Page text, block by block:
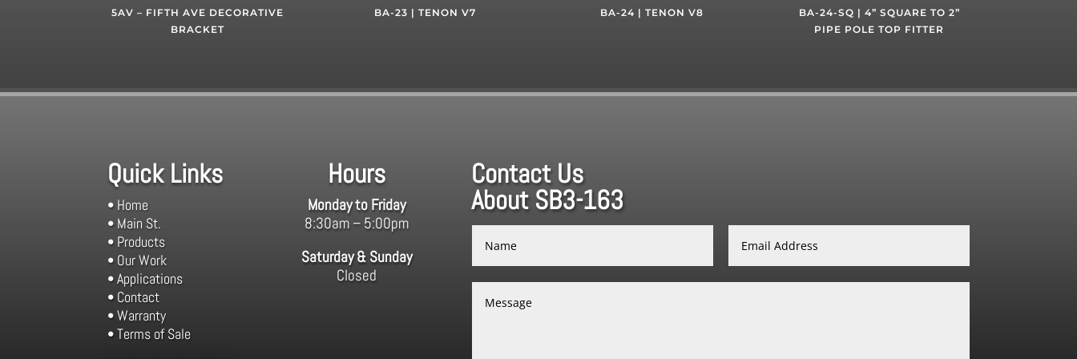
5AV – FIFTH AVE DECORATIVE
BRACKET
BA-23 | TENON V7 BA-24 | TENON V8
BA-24-SQ | 4” SQUARE TO 2”
PIPE POLE TOP FITTER
Quick Links
• Home
• Main St.
• Products
• Our Work
• Applications
• Contact
• Warranty
• Terms of Sale
Hours
Monday to Friday
8:30am – 5:00pm
Saturday & Sunday
Closed
Contact Us
About SB3-163